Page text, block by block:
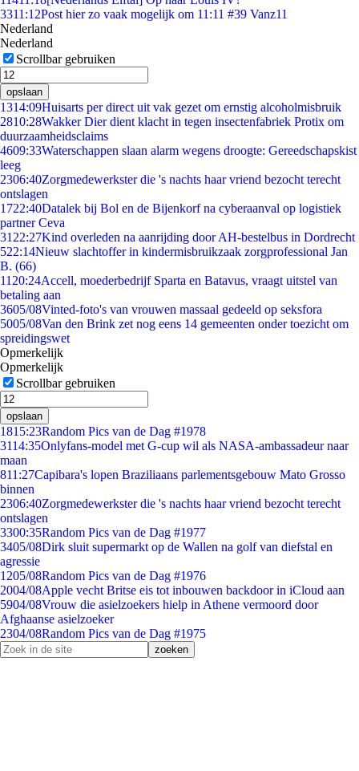
3311:12Post hier zo vaak mogelijk om 11:11 #39 Vanz11
Nederland
Nederland
Scrollbar gebruiken
opslaan
1314:09Huisarts per direct uit vak gezet om ernstig alcoholmisbruik
2810:28Wakker Dier dient klacht in tegen insectenfabriek Protix om
duurzaamheidsclaims
4609:33Waterschappen slaan alarm wegens droogte: Gereedschapskist
leeg
2306:40Zorgmedewerkster die 's nachts haar vriend bezocht terecht
ontslagen
1722:40Datalek bij Bol en de Bijenkorf na cyberaanval op logistiek
partner Ceva
31 22:27Kind overleden na aanrijding door AH-bestelbus in Dordrecht
522:14Nieuw slachtoffer in kindermisbruikzaak zorgprofessional Jan
B. (66)
11 20:24Accell, moederbedrijf Sparta en Batavus, vraagt uitstel van
betaling aan
3605/08Vinted-foto's van vrouwen massaal gedeeld op seksfora
5005/08Van den Brink zet nog eens 14 gemeenten onder toezicht om
spreidingswet
Opmerkelijk
Opmerkelijk
Scrollbar gebruiken
opslaan
1815:23Random Pics van de Dag #1978
3114:35Onlyfans-model met G-cup wil als NASA-ambassadeur naar
maan
811:27Capibara's lopen Braziliaans parlementsgebouw Mato Grosso
binnen
2306:40Zorgmedewerkster die 's nachts haar vriend bezocht terecht
ontslagen
3300:35Random Pics van de Dag #1977
3405/08Dirk sluit supermarkt op de Wallen na golf van diefstal en
agressie
1205/08Random Pics van de Dag #1976
2004/08Apple vecht Britse eis tot inbouwen backdoor in iCloud aan
5904/08Vrouw die asielzoekers hielp in Athene vermoord door
Afghaanse asielzoeker
2304/08Random Pics van de Dag #1975